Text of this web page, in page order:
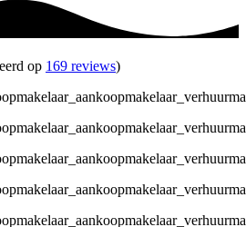
op 169 reviews)